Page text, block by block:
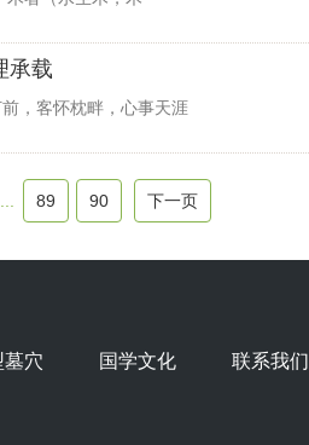
承载
，客怀枕畔，心事天涯
89 90 下一页
墓穴 国学文化 联系我们